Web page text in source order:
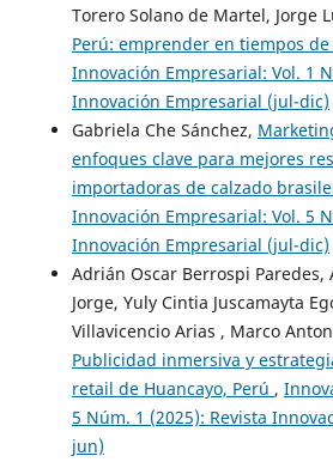
Torero Solano de Martel, Jorge
Perú: emprender en tiempos de
Innovación Empresarial: Vol. 1
Innovación Empresarial (jul-dic)
Gabriela Che Sánchez,
enfoques clave para mejores
importadoras de calzado
Innovación Empresarial: Vol. 5
Innovación Empresarial (jul-dic)
Adrián Oscar Berrospi Paredes,
Jorge, Yuly Cintia Juscamayta
Villavicencio Arias , Marco
Publicidad inmersiva y
retail de Huancayo, Perú ,
5 Núm. 1 (2025): Revista
jun)